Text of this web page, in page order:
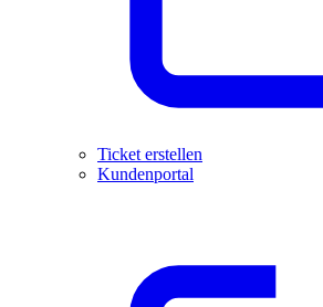
Ticket erstellen
Kundenportal